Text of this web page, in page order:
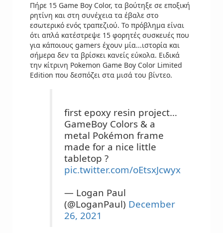
Πήρε 15 Game Boy Color, τα βούτηξε σε εποξική
ρητίνη και στη συνέχεια τα έβαλε στο
εσωτερικό ενός τραπεζιού. Το πρόβλημα είναι
ότι απλά κατέστρεψε 15 φορητές συσκευές που
για κάποιους gamers έχουν μία...ιστορία και
σήμερα δεν τα βρίσκει κανείς εύκολα. Ειδικά
την κίτρινη Pokemon Game Boy Color Limited
Edition που δεσπόζει στα μισά του βίντεο.
first epoxy resin project…
GameBoy Colors & a
metal Pokémon frame
made for a nice little
tabletop ?
pic.twitter.com/oEtsxJcwyx
— Logan Paul
(@LoganPaul) December
26, 2021